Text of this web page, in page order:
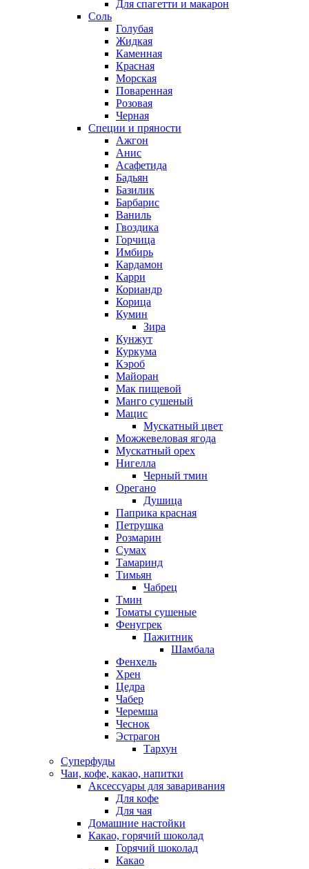
Для спагетти и макарон
Соль
Голубая
Жидкая
Каменная
Красная
Морская
Поваренная
Розовая
Черная
Специи и пряности
Ажгон
Анис
Асафетида
Бадьян
Базилик
Барбарис
Ваниль
Гвоздика
Горчица
Имбирь
Кардамон
Карри
Кориандр
Корица
Кумин
Зира
Кунжут
Куркума
Кэроб
Майоран
Мак пищевой
Манго сушеный
Мацис
Мускатный цвет
Можжевеловая ягода
Мускатный орех
Нигелла
Черный тмин
Орегано
Душица
Паприка красная
Петрушка
Розмарин
Сумах
Тамаринд
Тимьян
Чабрец
Тмин
Томаты сушеные
Фенугрек
Пажитник
Шамбала
Фенхель
Хрен
Цедра
Чабер
Черемша
Чеснок
Эстрагон
Тархун
Суперфуды
Чаи, кофе, какао, напитки
Аксессуары для заваривания
Для кофе
Для чая
Домашние настойки
Какао, горячий шоколад
Горячий шоколад
Какао